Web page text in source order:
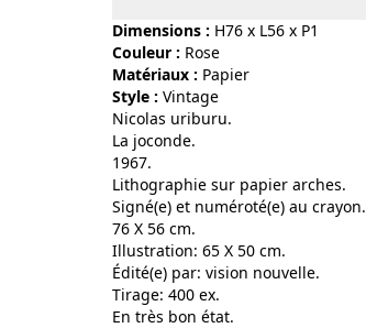
Dimensions : H76 x L56 x P1
Couleur :
rose
Matériaux :
papier
Style :
vintage
Nicolas uriburu.
La joconde.
1967.
Lithographie sur papier arches.
Signé(e) et numéroté(e) au crayon.
76 X 56 cm.
Illustration: 65 X 50 cm.
Édité(e) par: vision nouvelle.
Tirage: 400 ex.
En très bon état.